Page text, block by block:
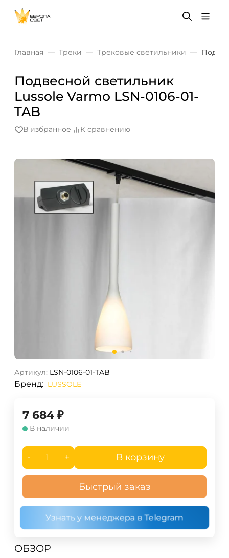
Главная Треки Трековые светильники
Подвесной светильник
Lussole Varmo LSN-0106-01-
TAB
В избранное К сравнению
Артикул: LSN-0106-01-TAB
Бренд: LUSSOLE
7 684 ₽
В наличии
- + В корзину
Быстрый заказ
Узнать у менеджера в Telegram
ОБЗОР